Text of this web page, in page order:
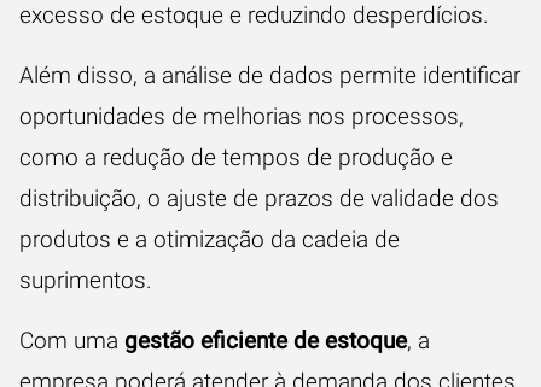
excesso de estoque e reduzindo desperdícios.
Além disso, a análise de dados permite identificar
oportunidades de melhorias nos processos,
como a redução de tempos de produção e
distribuição, o ajuste de prazos de validade dos
produtos e a otimização da cadeia de
suprimentos.
Com uma gestão eficiente de estoque, a